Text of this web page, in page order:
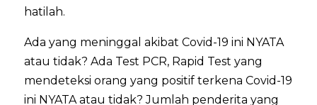
hatilah.
Ada yang meninggal akibat Covid-19 ini NYATA
atau tidak? Ada Test PCR, Rapid Test yang
mendeteksi orang yang positif terkena Covid-19
ini NYATA atau tidak? Jumlah penderita yang